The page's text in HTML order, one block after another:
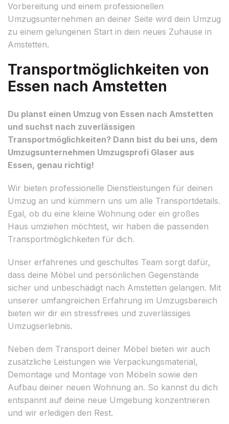
Vorbereitung und einem professionellen
Umzugsunternehmen an deiner Seite wird dein Umzug
zu einem gelungenen Start in dein neues Zuhause in
Amstetten.
Transportmöglichkeiten von
Essen nach Amstetten
Du planst einen Umzug von Essen nach Amstetten
und suchst nach zuverlässigen
Transportmöglichkeiten? Dann bist du bei uns, dem
Umzugsunternehmen Umzugsprofi Glaser aus
Essen, genau richtig!
Wir bieten professionelle Dienstleistungen für deinen
Umzug an und kümmern uns um alle Transportdetails.
Egal, ob du eine kleine Wohnung oder ein großes
Haus umziehen möchtest, wir haben die passenden
Transportmöglichkeiten für dich.
Unser erfahrenes und geschultes Team sorgt dafür,
dass deine Möbel und persönlichen Gegenstände
sicher und unbeschädigt nach Amstetten gelangen. Mit
unserer umfangreichen Erfahrung im Umzugsbereich
bieten wir dir ein stressfreies und zuverlässiges
Umzugserlebnis.
Neben dem Transport deiner Möbel bieten wir auch
zusätzliche Leistungen wie Verpackungsmaterial,
Demontage und Montage von Möbeln sowie den
Aufbau deiner neuen Wohnung an. So kannst du dich
entspannt auf deine neue Umgebung konzentrieren
und wir erledigen den Rest.